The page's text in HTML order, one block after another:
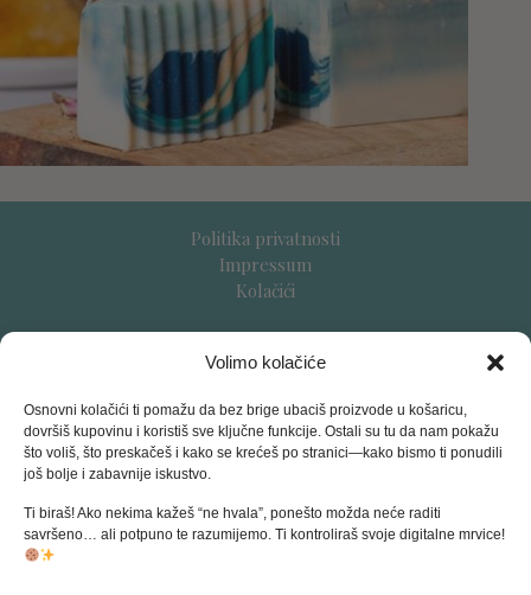
Volimo kolačiće
Osnovni kolačići ti pomažu da bez brige ubaciš proizvode u košaricu,
dovršiš kupovinu i koristiš sve ključne funkcije. Ostali su tu da nam pokažu
što voliš, što preskačeš i kako se krećeš po stranici—kako bismo ti ponudili
još bolje i zabavnije iskustvo.
Ti biraš! Ako nekima kažeš “ne hvala”, ponešto možda neće raditi
savršeno… ali potpuno te razumijemo. Ti kontroliraš svoje digitalne mrvice!
Politika privatnosti
Impressum
Kolačići
Uvjeti prodaje
Povrati i reklamacije
Podržani načini plaćanja:
mobilno/internet bankarstvo
pouzećem (samo GLS)